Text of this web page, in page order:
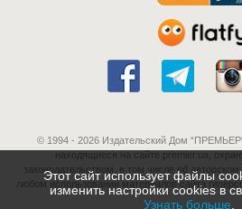
© 1994 - 2026 Издательский Дом
находящиеся на сайте premier.ua,
законодательством, в том числе об
любом использовании материалов сайта
Этот сайт использует файлы
изменить настройки cookies в
Узнать больше